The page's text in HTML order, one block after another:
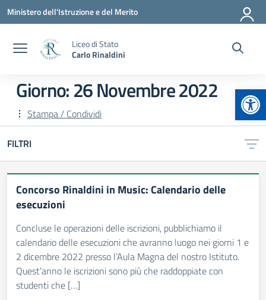
Vai ai contenuti
Vai al menu di navigazione
Vai al footer
Ministero dell'Istruzione e del Merito
Liceo di Stato
Carlo Rinaldini
Giorno:26 Novembre 2022
Stampa / Condividi
FILTRI
Concorso Rinaldini in Music: Calendario delle
esecuzioni
Concluse le operazioni delle iscrizioni, pubblichiamo il
calendario delle esecuzioni che avranno luogo nei giorni 1 e
2 dicembre 2022 presso l’Aula Magna del nostro Istituto.
Quest’anno le iscrizioni sono più che raddoppiate con
studenti che […]